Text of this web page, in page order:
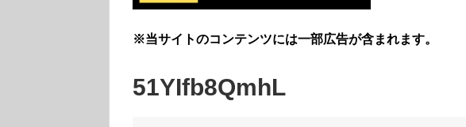
※当サイトのコンテンツには一部広告が含まれます。
51YIfb8QmhL